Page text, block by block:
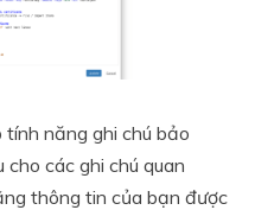
tính năng ghi chú bảo
các ghi chú quan
thông tin của bạn được